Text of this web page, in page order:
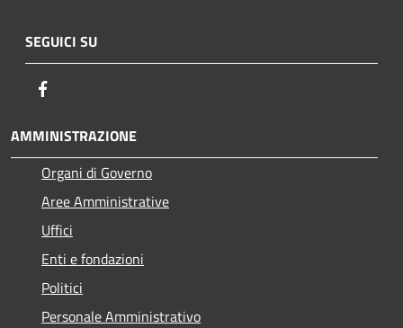
SEGUICI SU
AMMINISTRAZIONE
Organi di Governo
Aree Amministrative
Uffici
Enti e fondazioni
Politici
Personale Amministrativo